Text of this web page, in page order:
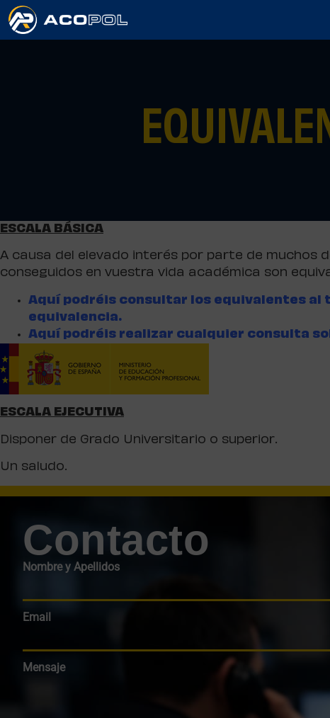
ESCALA BÁSICA
A causa del elevado interés por parte de muchos
conseguidos en vuestra vida académica son
Aquí podréis consultar los equivalentes al
equivalencia.
Aquí podréis realizar cualquier consulta
ESCALA EJECUTIVA
Disponer de Grado Universitario o superior.
Un saludo.
Contacto
Nombre y Apellidos
Email
Mensaje